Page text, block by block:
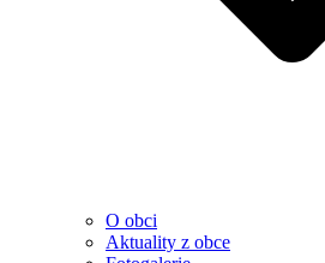
O obci
Aktuality z obce